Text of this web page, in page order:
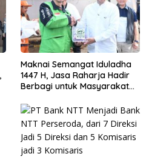
Maknai Semangat Iduladha
1447 H, Jasa Raharja Hadir
Berbagi untuk Masyarakat
Daging Kurban